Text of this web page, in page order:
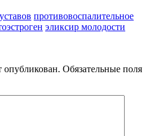
противовоспалительное
эликсир молодости
опубликован. Обязательные поля